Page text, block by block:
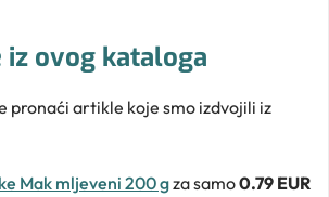
iz ovog kataloga
pronaći artikle koje smo izdvojili iz
Mak mljeveni 200 gza samo0.79 EUR